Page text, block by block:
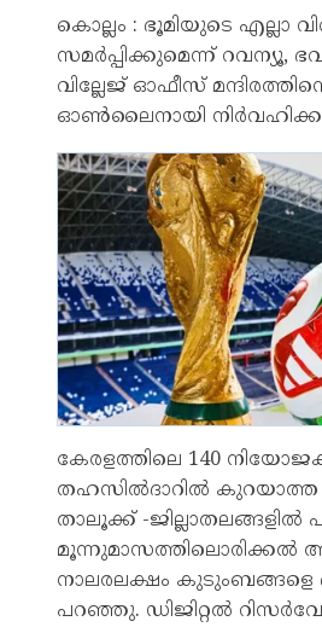
കൊല്ലം : ഭൂമിയുടെ എല്ലാ
സമർപ്പിക്കുമെന്ന് റവന്യൂ,
വില്ലേജ് ഓഫീസ്
ഓൺലൈനായി
കേരളത്തിലെ 140
തഹസിൽദാറിൽ കുറയാത്ത
താലൂക്ക് -ജില്ലാതലങ്ങളിൽ
മൂന്നുമാസത്തിലൊരിക്കൽ
നാലരലക്ഷം കുടുംബങ്ങളെ
പറഞ്ഞു. ഡിജിറ്റൽ റിസർവേ